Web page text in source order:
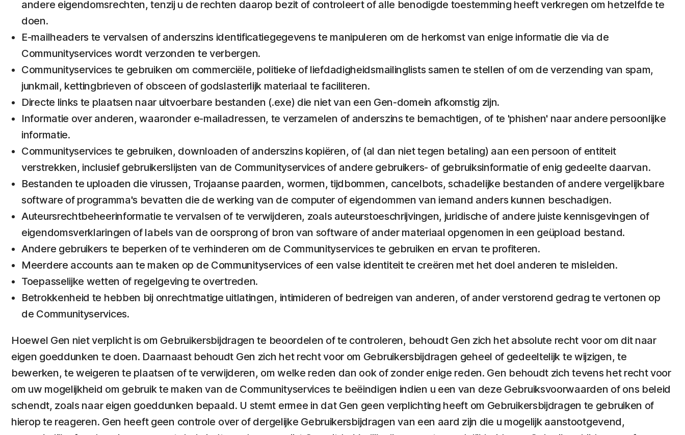
andere eigendomsrechten, tenzij u de rechten daarop bezit of controleert of alle benodigde toestemming heeft verkregen om hetzelfde te
doen.
E-mailheaders te vervalsen of anderszins identificatiegegevens te manipuleren om de herkomst van enige informatie die via de
Communityservices wordt verzonden te verbergen.
Communityservices te gebruiken om commerciële, politieke of liefdadigheidsmailinglists samen te stellen of om de verzending van spam,
junkmail, kettingbrieven of obsceen of godslasterlijk materiaal te faciliteren.
Directe links te plaatsen naar uitvoerbare bestanden (.exe) die niet van een Gen-domein afkomstig zijn.
Informatie over anderen, waaronder e-mailadressen, te verzamelen of anderszins te bemachtigen, of te 'phishen' naar andere persoonlijke
informatie.
Communityservices te gebruiken, downloaden of anderszins kopiëren, of (al dan niet tegen betaling) aan een persoon of entiteit
verstrekken, inclusief gebruikerslijsten van de Communityservices of andere gebruikers- of gebruiksinformatie of enig gedeelte daarvan.
Bestanden te uploaden die virussen, Trojaanse paarden, wormen, tijdbommen, cancelbots, schadelijke bestanden of andere vergelijkbare
software of programma's bevatten die de werking van de computer of eigendommen van iemand anders kunnen beschadigen.
Auteursrechtbeheerinformatie te vervalsen of te verwijderen, zoals auteurstoeschrijvingen, juridische of andere juiste kennisgevingen of
eigendomsverklaringen of labels van de oorsprong of bron van software of ander materiaal opgenomen in een geüpload bestand.
Andere gebruikers te beperken of te verhinderen om de Communityservices te gebruiken en ervan te profiteren.
Meerdere accounts aan te maken op de Communityservices of een valse identiteit te creëren met het doel anderen te misleiden.
Toepasselijke wetten of regelgeving te overtreden.
Betrokkenheid te hebben bij onrechtmatige uitlatingen, intimideren of bedreigen van anderen, of ander verstorend gedrag te vertonen op
de Communityservices.
Hoewel Gen niet verplicht is om Gebruikersbijdragen te beoordelen of te controleren, behoudt Gen zich het absolute recht voor om dit naar
eigen goeddunken te doen. Daarnaast behoudt Gen zich het recht voor om Gebruikersbijdragen geheel of gedeeltelijk te wijzigen, te
bewerken, te weigeren te plaatsen of te verwijderen, om welke reden dan ook of zonder enige reden. Gen behoudt zich tevens het recht voor
om uw mogelijkheid om gebruik te maken van de Communityservices te beëindigen indien u een van deze Gebruiksvoorwaarden of ons beleid
schendt, zoals naar eigen goeddunken bepaald. U stemt ermee in dat Gen geen verplichting heeft om Gebruikersbijdragen te gebruiken of
hierop te reageren. Gen heeft geen controle over of dergelijke Gebruikersbijdragen van een aard zijn die u mogelijk aanstootgevend,